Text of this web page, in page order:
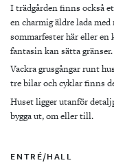
I trädgården finns också
en charmig äldre lada
sommarfester här eller en
fantasin kan sätta gränser.
Vackra grusgångar runt
tre bilar och cyklar finns
Huset ligger utanför
bygga ut, om eller till.
ENTRÉ/HALL